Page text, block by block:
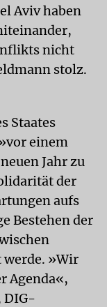
Aviv haben
nicht
stolz.
Staates
einem
Jahr zu
der
aufs
Bestehen der
werde. »Wir
Agenda«,
DIG-